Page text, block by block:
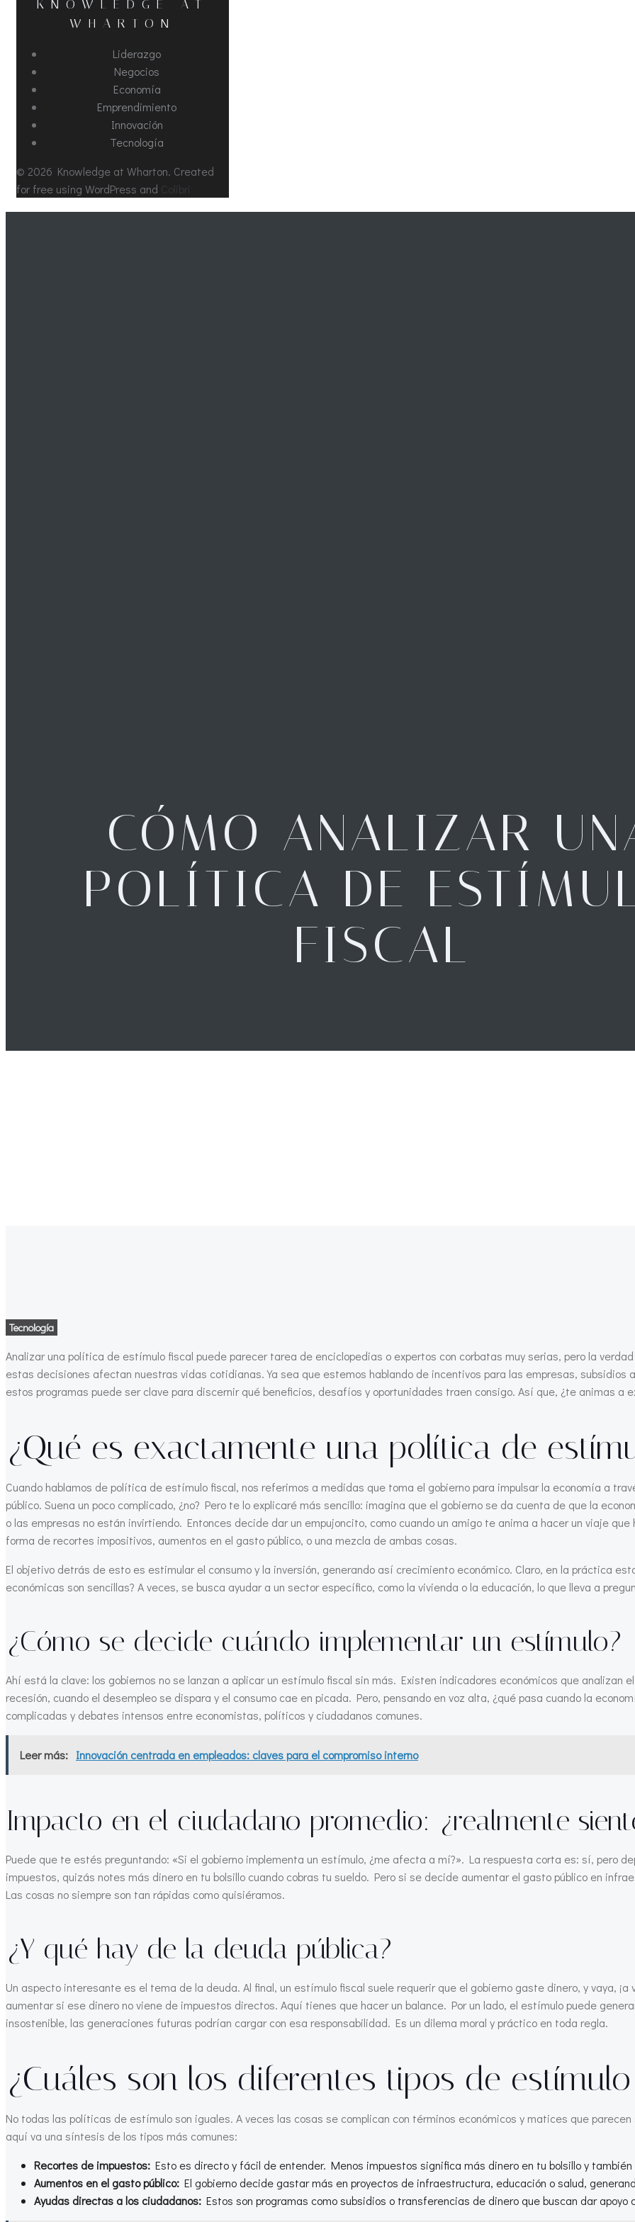
KNOWLEDGE AT
WHARTON
Liderazgo
Negocios
Economía
Emprendimiento
Innovación
Tecnología
© 2026 Knowledge at Wharton. Created
for free using WordPress and Colibri
CÓMO ANALIZAR
POLÍTICA DE
FISCAL
Tecnología
Analizar una política de estímulo fiscal puede parecer tarea de enciclopedias o expertos con corbatas muy serias, pero la
estas decisiones afectan nuestras vidas cotidianas. Ya sea que estemos hablando de incentivos para las empresas, subsidios
estos programas puede ser clave para discernir qué beneficios, desafíos y oportunidades traen consigo. Así que, ¿te animas a
¿Qué es exactamente una política de
Cuando hablamos de política de estímulo fiscal, nos referimos a medidas que toma el gobierno para impulsar la economía a
público. Suena un poco complicado, ¿no? Pero te lo explicaré más sencillo: imagina que el gobierno se da cuenta de que la
o las empresas no están invirtiendo. Entonces decide dar un empujoncito, como cuando un amigo te anima a hacer un viaje
forma de recortes impositivos, aumentos en el gasto público, o una mezcla de ambas cosas.
El objetivo detrás de esto es estimular el consumo y la inversión, generando así crecimiento económico. Claro, en la práctica
económicas son sencillas? A veces, se busca ayudar a un sector específico, como la vivienda o la educación, lo que lleva a
¿Cómo se decide cuándo implementar un estímulo?
Ahí está la clave: los gobiernos no se lanzan a aplicar un estímulo fiscal sin más. Existen indicadores económicos que analizan
recesión, cuando el desempleo se dispara y el consumo cae en picada. Pero, pensando en voz alta, ¿qué pasa cuando la
complicadas y debates intensos entre economistas, políticos y ciudadanos comunes.
Leer más: Innovación centrada en empleados: claves para el compromiso interno
Impacto en el ciudadano promedio: ¿realmente
Puede que te estés preguntando: «Si el gobierno implementa un estímulo, ¿me afecta a mí?». La respuesta corta es: sí, pero
impuestos, quizás notes más dinero en tu bolsillo cuando cobras tu sueldo. Pero si se decide aumentar el gasto público en
Las cosas no siempre son tan rápidas como quisiéramos.
¿Y qué hay de la deuda pública?
Un aspecto interesante es el tema de la deuda. Al final, un estímulo fiscal suele requerir que el gobierno gaste dinero, y vaya,
aumentar si ese dinero no viene de impuestos directos. Aquí tienes que hacer un balance. Por un lado, el estímulo puede
insostenible, las generaciones futuras podrían cargar con esa responsabilidad. Es un dilema moral y práctico en toda regla.
¿Cuáles son los diferentes tipos de
No todas las políticas de estímulo son iguales. A veces las cosas se complican con términos económicos y matices que
aquí va una síntesis de los tipos más comunes:
Recortes de impuestos: Esto es directo y fácil de entender. Menos impuestos significa más dinero en tu bolsillo y
Aumentos en el gasto público: El gobierno decide gastar más en proyectos de infraestructura, educación o salud,
Ayudas directas a los ciudadanos: Estos son programas como subsidios o transferencias de dinero que buscan dar